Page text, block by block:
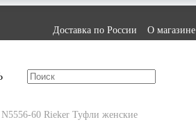
Доставка по России
О магазине
N5556-60 Rieker Туфли женские